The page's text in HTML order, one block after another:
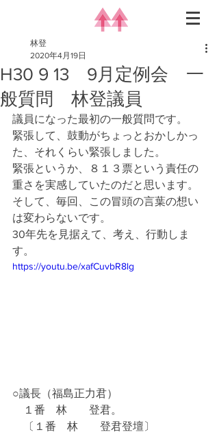
H30 9 13 9月定例会 一
般質問 林登議員
林登
2020年4月19日
議員になった最初の一般質問です。
緊張して、鼓動がちょっとおかしかっ
た、それくらい緊張しました。
緊張というか、８１３票という責任の
重さを実感していたのだと思います。
そして、毎回、この冒頭の言葉の想い
は変わらないです。
30年先を見据えて、考え、行動しま
す。
https://youtu.be/xafCuvbR8lg
○議長（福島正力君）
１番　林　　登君。
〔１番　林　　登君登壇〕